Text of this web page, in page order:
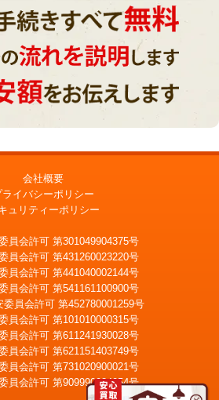
会社概要
ライバシーポリシー
ュリティーポリシー
員会許可 第301049904375号
員会許可 第431260023220号
員会許可 第441040002144号
員会許可 第541161100900号
委員会許可 第452780001259号
員会許可 第101010000315号
員会許可 第611241930028号
員会許可 第621151403749号
員会許可 第731020900021号
員会許可 第909990034054号